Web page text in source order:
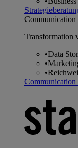
Communication
Transformation
•Data
•
•
Communication